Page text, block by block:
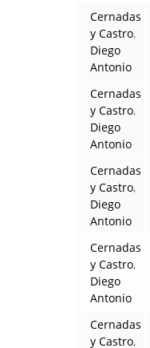
Cernadas
y Castro,
Diego
Antonio
Cernadas
y Castro,
Diego
Antonio
Cernadas
y Castro,
Diego
Antonio
Cernadas
y Castro,
Diego
Antonio
Cernadas
y Castro,